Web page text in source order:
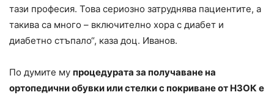
тази професия. Това сериозно затруднява пациентите, а
такива са много – включително хора с диабет и
диабетно стъпало“, каза доц. Иванов.
По думите му процедурата за получаване на
ортопедични обувки или стелки с покриване от НЗОК е